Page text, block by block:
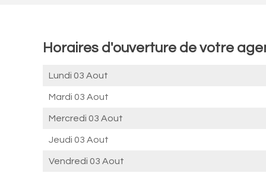
Horaires d'ouverture de votre
Lundi 03 Aout
Mardi 03 Aout
Mercredi 03 Aout
Jeudi 03 Aout
Vendredi 03 Aout